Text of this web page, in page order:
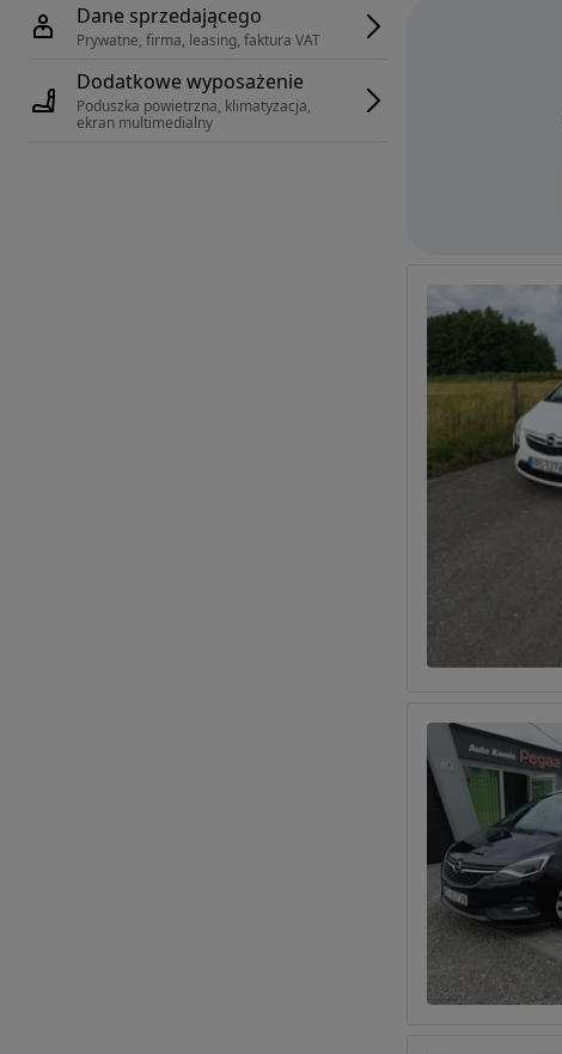
Dane sprzedającego
Prywatne, firma, leasing, faktura VAT
Dodatkowe wyposażenie
Poduszka powietrzna, klimatyzacja,
ekran multimedialny